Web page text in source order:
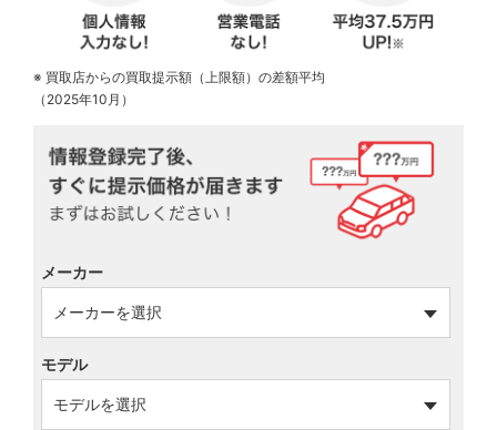
※ 買取店からの買取提示額（上限額）の差額平均
（2025年10月）
メーカー
モデル